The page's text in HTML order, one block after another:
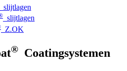
slijtlagen
slijtlagen
Z.OK
® Coatingsystemen